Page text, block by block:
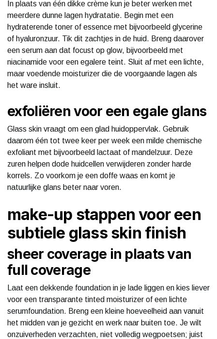
In plaats van één dikke crème kun je beter werken met
meerdere dunne lagen hydratatie. Begin met een
hydraterende toner of essence met bijvoorbeeld glycerine
of hyaluronzuur. Tik dit zachtjes in de huid. Breng daarover
een serum aan dat focust op glow, bijvoorbeeld met
niacinamide voor een egalere teint. Sluit af met een lichte,
maar voedende moisturizer die de voorgaande lagen als
het ware insluit.
exfoliëren voor een egale glans
Glass skin vraagt om een glad huidoppervlak. Gebruik
daarom één tot twee keer per week een milde chemische
exfoliant met bijvoorbeeld lactaat of mandelzuur. Deze
zuren helpen dode huidcellen verwijderen zonder harde
korrels. Zo voorkom je een doffe waas en komt je
natuurlijke glans beter naar voren.
make-up stappen voor een
subtiele glass skin finish
sheer coverage in plaats van
full coverage
Laat een dekkende foundation in je lade liggen en kies liever
voor een transparante tinted moisturizer of een lichte
serumfoundation. Breng een kleine hoeveelheid aan vanuit
het midden van je gezicht en werk naar buiten toe. Je wilt
onzuiverheden verzachten, niet volledig wegpoetsen; juist